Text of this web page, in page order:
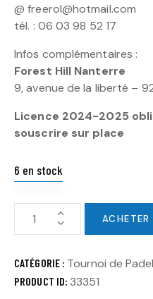
@ freerol@hotmail.com
tél. : 06 03 98 52 17
Infos complémentaires :
Forest Hill Nanterre
9, avenue de la liberté –
Licence 2024-2025
souscrire sur place
6 en stock
ACHETER
CATÉGORIE : Tournoi de Padel
PRODUCT ID: 33351